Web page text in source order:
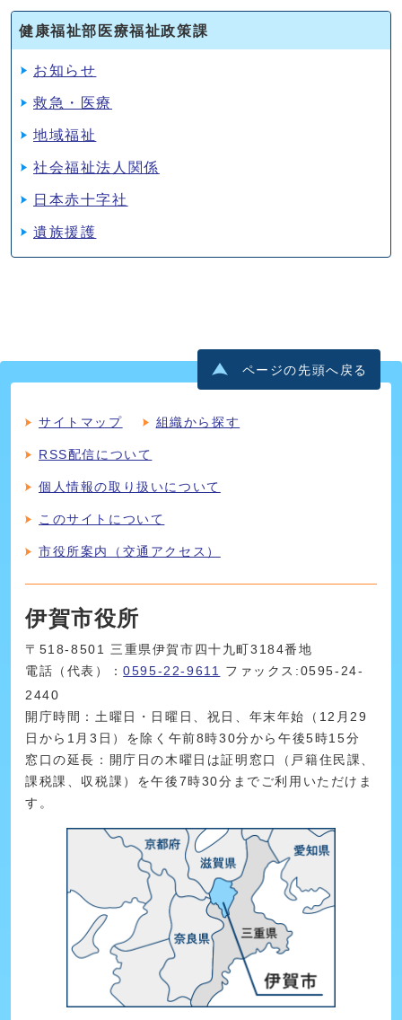
健康福祉部医療福祉政策課
お知らせ
救急・医療
地域福祉
社会福祉法人関係
日本赤十字社
遺族援護
ページの先頭へ戻る
サイトマップ 組織から探す
RSS配信について
個人情報の取り扱いについて
このサイトについて
市役所案内（交通アクセス）
伊賀市役所
〒518-8501 三重県伊賀市四十九町3184番地
電話（代表）：0595-22-9611
ファックス:0595-24-
2440
開庁時間：土曜日・日曜日、祝日、年末年始（12月29
日から1月3日）を除く午前8時30分から午後5時15分
窓口の延長：開庁日の木曜日は証明窓口（戸籍住民課、
課税課、収税課）を午後7時30分までご利用いただけま
す。